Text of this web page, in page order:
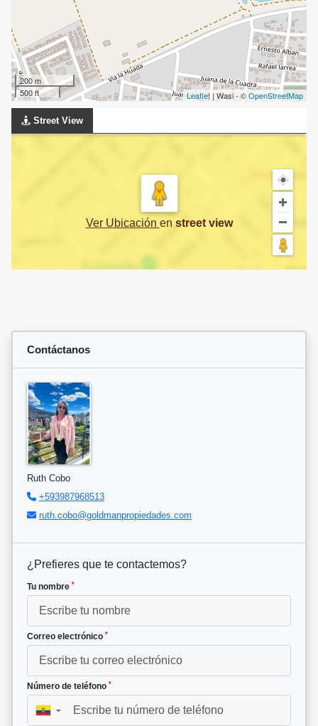
200 m
500 ft
Leaflet | Wasi - ©OpenStreetMap
Street View
Ver Ubicación en street view
Contáctanos
Ruth Cobo
+593987968513
ruth.cobo@goldmanpropiedades.com
¿Prefieres que te contactemos?
Tu nombre *
Correo electrónico *
Número de teléfono *
▼